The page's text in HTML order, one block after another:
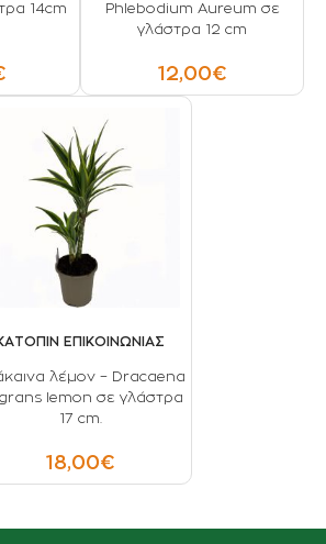
14cm
Phlebodium Aureum σε
γλάστρα 12 cm
12,00€
ΕΠΙΚΟΙΝΩΝΙΑΣ
λέμον – Dracaena
lemon σε γλάστρα
17 cm.
18,00€